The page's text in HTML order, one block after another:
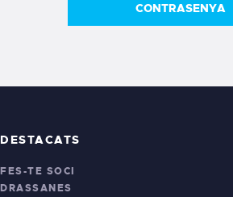
CONTRASENYA
DESTACATS
FES-TE SOCI
DRASSANES